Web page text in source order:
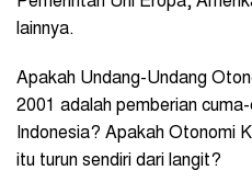
lainnya.
Apakah Undang-Undang
2001 adalah pemberian
Indonesia? Apakah Otonomi
itu turun sendiri dari langit?